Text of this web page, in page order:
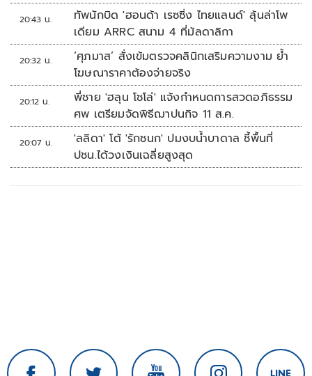
20:43 น.
ทัพนักบิด 'ฮอนด้า เรซซิ่ง ไทยแลนด์' ลุ้นล่าโพ
เดียม ARRC สนาม 4 ที่มัลดาลิกา
20:32 น.
‘ศุภมาส’ สั่งเข้มตรวจคลินิกเสริมความงาม ย้ำ
โฆษณาราคาต้องจ่ายจริง
20:12 น.
พี่ชาย 'ฮลุน โซโล่' แจ้งกำหนดการสวดอภิธรรม
ศพ เตรียมจัดพิธีฌาปนกิจ 11 ส.ค.
20:07 น.
'ลลิดา' โต้ 'รักชนก' ปมงบน้ำบาดาล ชี้พื้นที่
ปชน.ได้วงเงินเฉลี่ยสูงสุด